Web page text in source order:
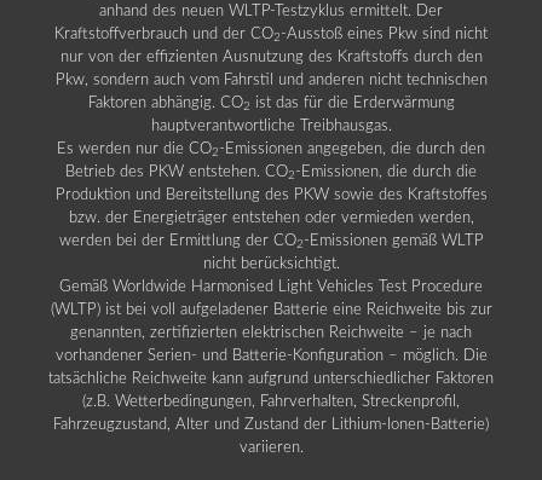
anhand des neuen WLTP-Testzyklus ermittelt. Der
Kraftstoffverbrauch und der CO2 -Ausstoß eines Pkw sind nicht
nur von der effizienten Ausnutzung des Kraftstoffs durch den
Pkw, sondern auch vom Fahrstil und anderen nicht technischen
Faktoren abhängig. CO2 ist das für die Erderwärmung
hauptverantwortliche Treibhausgas.
Es werden nur die CO2 -Emissionen angegeben, die durch den
Betrieb des PKW entstehen. CO2 -Emissionen, die durch die
Produktion und Bereitstellung des PKW sowie des Kraftstoffes
bzw. der Energieträger entstehen oder vermieden werden,
werden bei der Ermittlung der CO2 -Emissionen gemäß WLTP
nicht berücksichtigt.
Gemäß Worldwide Harmonised Light Vehicles Test Procedure
(WLTP) ist bei voll aufgeladener Batterie eine Reichweite bis zur
genannten, zertifizierten elektrischen Reichweite – je nach
vorhandener Serien- und Batterie-Konfiguration – möglich. Die
tatsächliche Reichweite kann aufgrund unterschiedlicher Faktoren
(z.B. Wetterbedingungen, Fahrverhalten, Streckenprofil,
Fahrzeugzustand, Alter und Zustand der Lithium-Ionen-Batterie)
variieren.